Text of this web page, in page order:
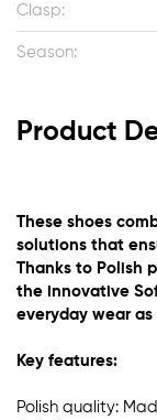
Clasp:
Season:
Product
These shoes
solutions that
Thanks to Polish
the innovative
everyday wear
Key features:
Polish quality: